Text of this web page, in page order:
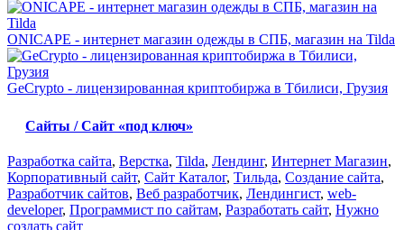
ONICAPE - интернет магазин одежды в СПБ, магазин на Tilda
GeCrypto - лицензированная криптобиржа в Тбилиси, Грузия
Сайты / Сайт «под ключ»
Разработка сайта, Верстка, Tilda, Лендинг, Интернет Магазин,
Корпоративный сайт, Сайт Каталог, Тильда, Создание сайта,
Разработчик сайтов, Веб разработчик, Лендингист, web-
developer, Программист по сайтам, Разработать сайт, Нужно
создать сайт